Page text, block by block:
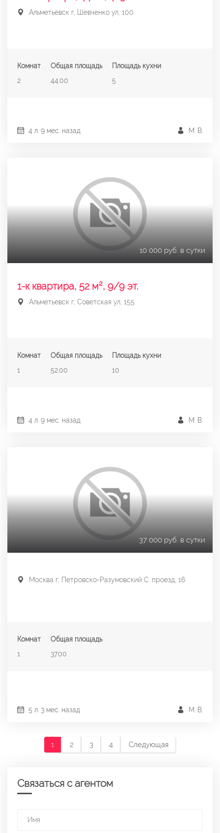
Альметьевск г, Шевченко ул, 100
Комнат
2
Общая площадь
44.00
Площадь кухни
5
М. В.
4 л. 9 мес. назад
10 000 руб. в сутки
1-к квартира, 52 м², 9/9 эт.
Альметьевск г, Советская ул, 155
Комнат
1
Общая площадь
52.00
Площадь кухни
10
М. В.
4 л. 9 мес. назад
37 000 руб. в сутки
Москва г, Петровско-Разумовский С. проезд, 16
Комнат
1
Общая площадь
37.00
М. В.
5 л. 3 мес. назад
1 2 3 4 Следующая
Связаться с агентом